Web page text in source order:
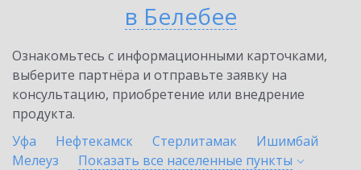
в Белебее
Ознакомьтесь с информационными карточками,
выберите партнёра и отправьте заявку на
консультацию, приобретение или внедрение
продукта.
Уфа
Нефтекамск Стерлитамак
Ишимбай
Мелеуз
Показать все населенные пункты